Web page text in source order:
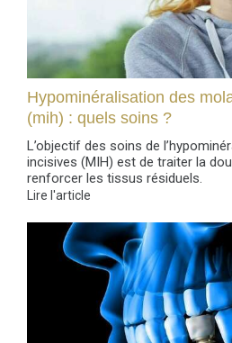
Hypominéralisation des
(mih) : quels soins ?
L’objectif des soins de
incisives (MIH) est de traiter la
renforcer les tissus résiduels.
Lire l'article